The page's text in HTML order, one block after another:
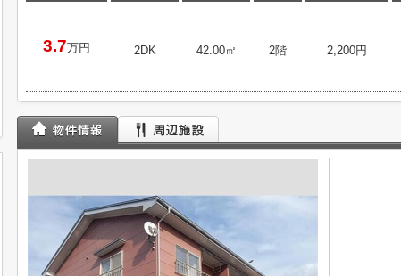
3.7万円 2DK 42.00㎡ 2階 2,200円